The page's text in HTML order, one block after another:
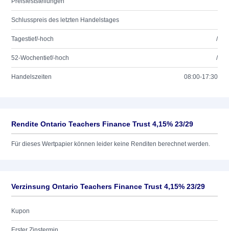
Schlusspreis des letzten Handelstages
Tagestief/-hoch /
52-Wochentief/-hoch /
Handelszeiten 08:00-17:30
Rendite Ontario Teachers Finance Trust 4,15% 23/29
Für dieses Wertpapier können leider keine Renditen berechnet werden.
Verzinsung Ontario Teachers Finance Trust 4,15% 23/29
Kupon